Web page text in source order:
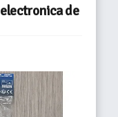
electronica de